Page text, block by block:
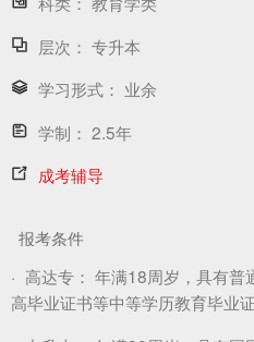
层次： 专升本
学习形式： 业余
学制： 2.5年
成考辅导
报考条件
· 高达专： 年满18周岁，具有普
高毕业证书等中等学历教育毕业